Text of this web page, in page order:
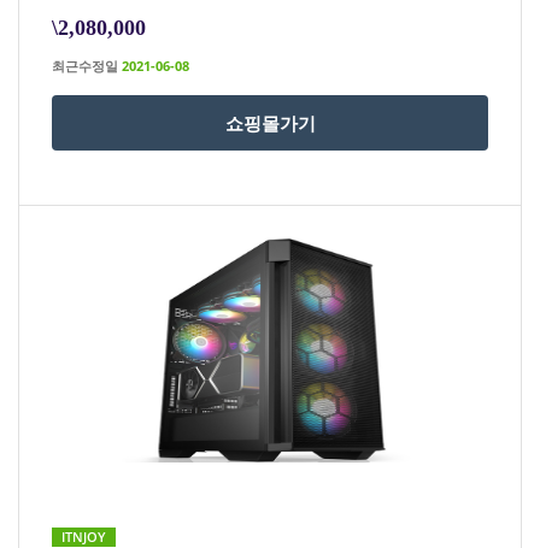
\2,080,000
최근수정일 2021-06-08
쇼핑몰가기
ITNJOY